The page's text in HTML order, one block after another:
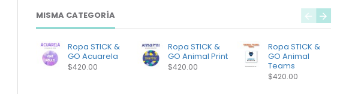
MISMA CATEGORÍA
Ropa STICK &
GO Acuarela
$420.00
Ropa STICK &
GO Animal Print
$420.00
Ropa STICK &
GO Animal
Teams
$420.00